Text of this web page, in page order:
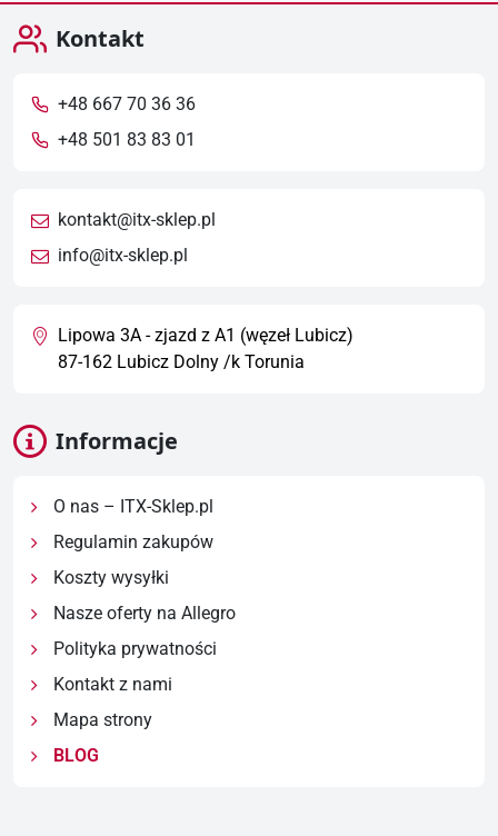
Kontakt
+48 667 70 36 36
+48 501 83 83 01
kontakt@itx-sklep.pl
info@itx-sklep.pl
Lipowa 3A - zjazd z A1 (węzeł Lubicz)
87-162 Lubicz Dolny /k Torunia
Informacje
O nas – ITX-Sklep.pl
Regulamin zakupów
Koszty wysyłki
Nasze oferty na Allegro
Polityka prywatności
Kontakt z nami
Mapa strony
BLOG